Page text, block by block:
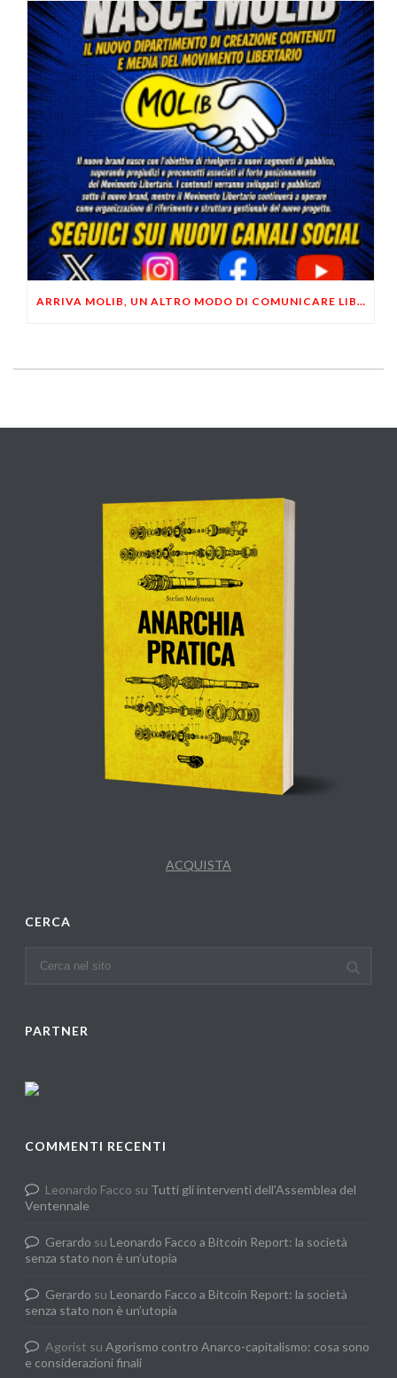
ARRIVA MOLIB, UN ALTRO MODO DI COMUNICARE LIBERTARIO
ACQUISTA
CERCA
PARTNER
COMMENTI RECENTI
Leonardo Facco su Tutti gli interventi dell’Assemblea del
Ventennale
Gerardo su Leonardo Facco a Bitcoin Report: la società
senza stato non è un’utopia
Gerardo su Leonardo Facco a Bitcoin Report: la società
senza stato non è un’utopia
Agorist suAgorismo contro Anarco-capitalismo: cosa sono
e considerazioni finali